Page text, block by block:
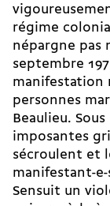
régime
népargne
septembre
manifestation
personnes
Beaulieu.
imposantes
sécroulent et
manifestant-e-
Sensuit un